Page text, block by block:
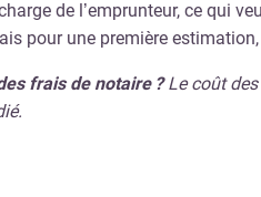
de l’emprunteur, ce qui
pour une première
frais de notaire ?Le coût